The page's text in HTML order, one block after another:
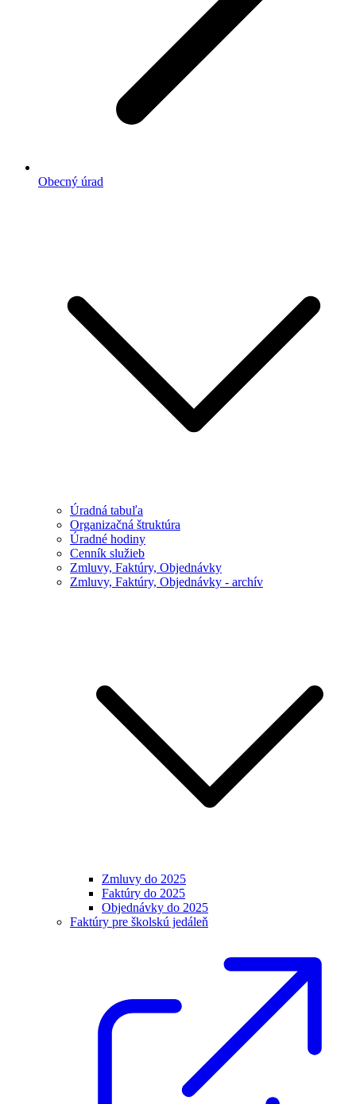
Obecný úrad
Úradná tabuľa
Organizačná štruktúra
Úradné hodiny
Cenník služieb
Zmluvy, Faktúry, Objednávky
Zmluvy, Faktúry, Objednávky - archív
Zmluvy do 2025
Faktúry do 2025
Objednávky do 2025
Faktúry pre školskú jedáleň